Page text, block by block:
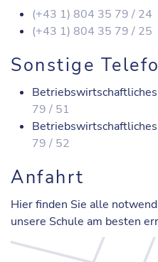
(+43 1) 804 35 79 / 24
(+43 1) 804 35 79 / 25
Sonstige
79 / 51
79 / 52
Anfahrt
Hier finden Sie alle
unsere Schule am besten